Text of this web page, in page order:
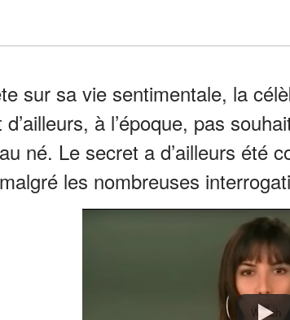
sur sa vie sentimentale, la
d’ailleurs, à l’époque, pas
né. Le secret a d’ailleurs été
les nombreuses
Watch